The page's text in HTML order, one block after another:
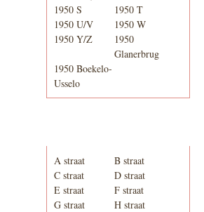
1950 S
1950 T
1950 U/V
1950 W
1950 Y/Z
1950
Glanerbrug
1950 Boekelo-
Usselo
A straat
B straat
C straat
D straat
E straat
F straat
G straat
H straat